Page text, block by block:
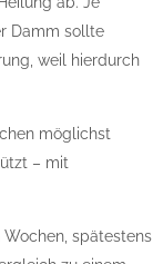
Damm sollte
weil hierdurch
möglichst
– mit
spätestens